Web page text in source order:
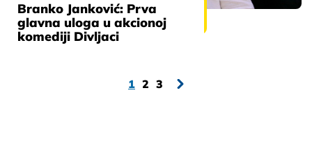
Branko Janković: Prva
glavna uloga u akcionoj
komediji Divljaci
1 2 3